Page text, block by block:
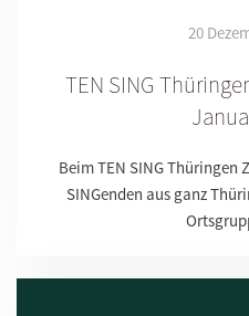
20
TEN SING
Beim TEN SING Thüringen
SINGenden aus ganz